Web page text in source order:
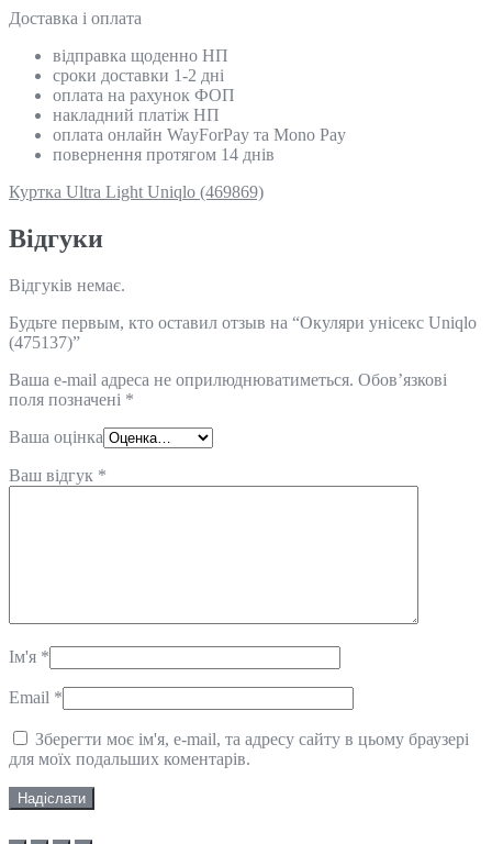
Доставка і оплата
відправка щоденно НП
сроки доставки 1-2 дні
оплата на рахунок ФОП
накладний платіж НП
оплата онлайн WayForPay та Mono Pay
повернення протягом 14 днів
Куртка Ultra Light Uniqlo (469869)
Відгуки
Відгуків немає.
Будьте первым, кто оставил отзыв на “Окуляри унісекс Uniqlo
(475137)”
Ваша e-mail адреса не оприлюднюватиметься. Обов’язкові
поля позначені *
Ваша оцінка
Ваш відгук *
Ім'я *
Email *
Зберегти моє ім'я, e-mail, та адресу сайту в цьому браузері
для моїх подальших коментарів.